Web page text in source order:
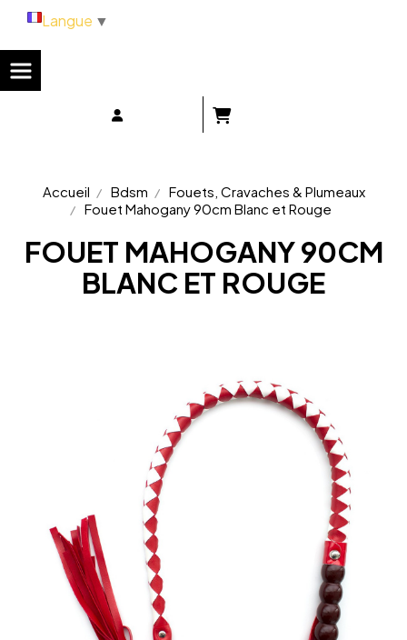
Accueil Bdsm
Fouets, Cravaches & Plumeaux
Fouet Mahogany 90cm Blanc et Rouge
FOUET MAHOGANY 90CM
BLANC ET ROUGE
Langue ▼